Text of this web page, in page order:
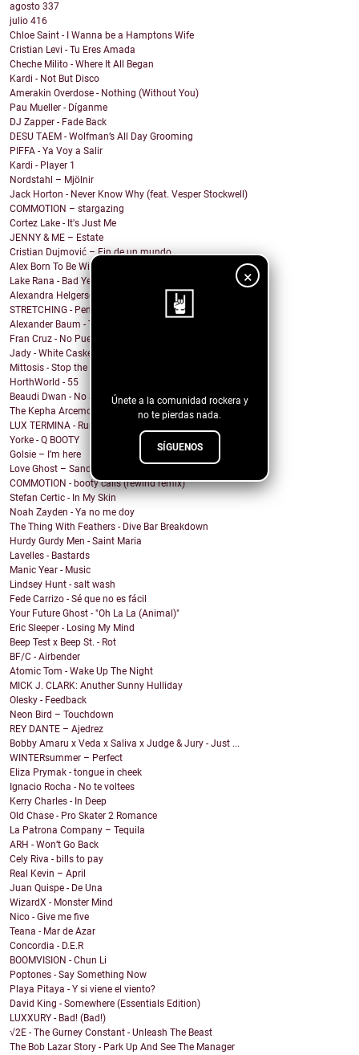
×
Únete a la comunidad rockera y
no te pierdas nada.
SÍGUENOS
agosto 337
julio 416
Chloe Saint - I Wanna be a Hamptons Wife
Cristian Levi - Tu Eres Amada
Cheche Milito - Where It All Began
Kardi - Not But Disco
Amerakin Overdose - Nothing (Without You)
Pau Mueller - Díganme
DJ Zapper - Fade Back
DESU TAEM - Wolfman’s All Day Grooming
PIFFA - Ya Voy a Salir
Kardi - Player 1
Nordstahl – Mjölnir
Jack Horton - Never Know Why (feat. Vesper Stockwell)
COMMOTION – stargazing
Cortez Lake - It's Just Me
JENNY & ME – Estate
Cristian Dujmović – Fin de un mundo
Alex Born To Be Wild - Nice Girls
Lake Rana - Bad Year
Alexandra Helgerson - We're Never Going Out
STRETCHING - Pencil Me In
Alexander Baum - Träume
Fran Cruz - No Puedo
Jady - White Casket
Mittosis - Stop the questions
HorthWorld - 55
Beaudi Dwan - No Sense To Me
The Kepha Arcemont Experiment - Southern Boy
LUX TERMINA - Run Rabbit Run
Yorke - Q BOOTY
Golsie – I’m here
Love Ghost – Sandcastles
COMMOTION - booty calls (rewind remix)
Stefan Certic - In My Skin
Noah Zayden - Ya no me doy
The Thing With Feathers - Dive Bar Breakdown
Hurdy Gurdy Men - Saint Maria
Lavelles - Bastards
Manic Year - Music
Lindsey Hunt - salt wash
Fede Carrizo - Sé que no es fácil
Your Future Ghost - "Oh La La (Animal)"
Eric Sleeper - Losing My Mind
Beep Test x Beep St. - Rot
BF/C - Airbender
Atomic Tom - Wake Up The Night
MICK J. CLARK: Anuther Sunny Hulliday
Olesky - Feedback
Neon Bird – Touchdown
REY DANTE – Ajedrez
Bobby Amaru x Veda x Saliva x Judge & Jury - Just ...
WINTERsummer – Perfect
Eliza Prymak - tongue in cheek
Ignacio Rocha - No te voltees
Kerry Charles - In Deep
Old Chase - Pro Skater 2 Romance
La Patrona Company – Tequila
ARH - Won’t Go Back
Cely Riva - bills to pay
Real Kevin – April
Juan Quispe - De Una
WizardX - Monster Mind
Nico - Give me five
Teana - Mar de Azar
Concordia - D.E.R
BOOMVISION - Chun Li
Poptones - Say Something Now
Playa Pitaya - Y si viene el viento?
David King - Somewhere (Essentials Edition)
LUXXURY - Bad! (Bad!)
√2E - The Gurney Constant - Unleash The Beast
The Bob Lazar Story - Park Up And See The Manager